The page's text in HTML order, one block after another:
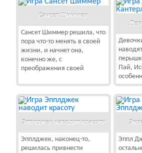
Сансет Шиммер
Сансет Шиммер решила, что
пора что-то менять в своей
жизни, и начнет она,
конечно же, с
преображения своей
Пай,
Эпплджек наводит красоту
Эпплджек, наконец-то,
решилась привнести
Эппл